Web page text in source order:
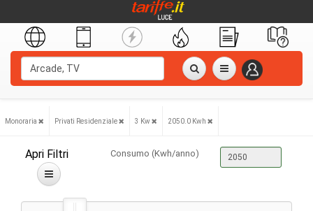
Monoraria Privati Residenziale 3 Kw 2050.0 Kwh
Apri Filtri Consumo (Kwh/anno)